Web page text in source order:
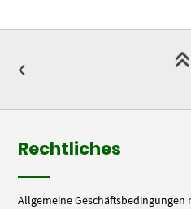
Rechtliches
Allgemeine